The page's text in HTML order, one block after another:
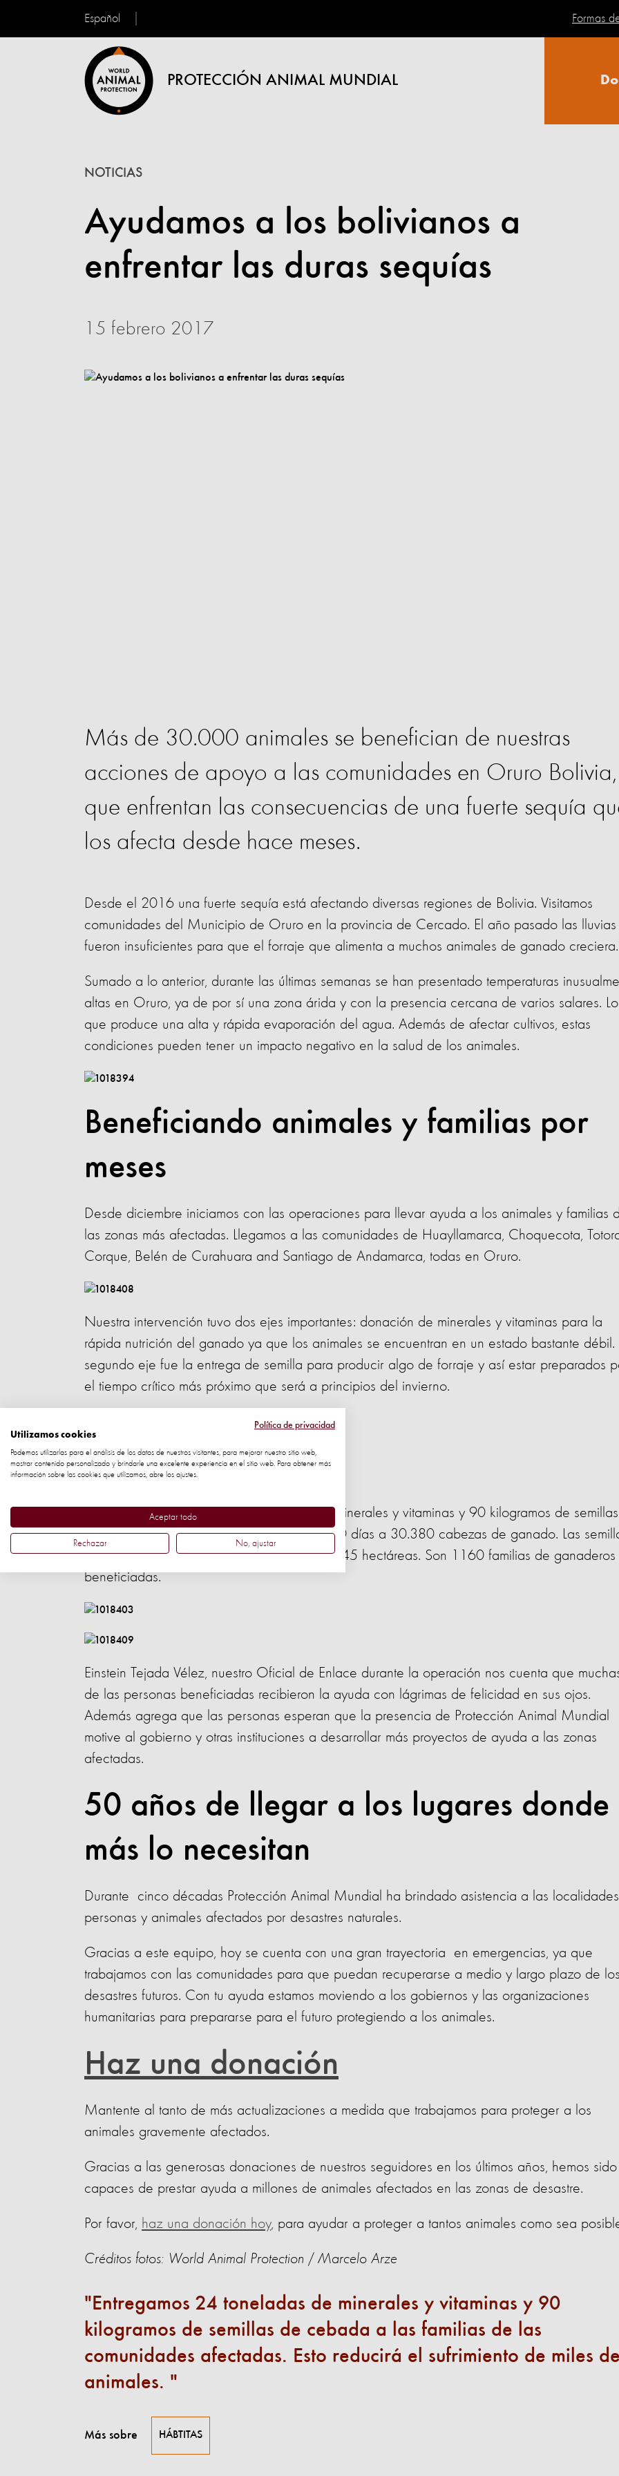
Español
PROTECCIÓN ANIMAL MUNDIAL
Formas
Ayudamos a los bolivianos a
enfrentar las duras sequías
NOTICIAS
15 febrero 2017
Más de 30.000 animales se benefician de nuestras
acciones de apoyo a las comunidades en Oruro Bolivia,
que enfrentan las consecuencias de una fuerte sequía
los afecta desde hace meses.
Desde el 2016 una fuerte sequía está afectando diversas regiones de Bolivia. Visitamos
comunidades del Municipio de Oruro en la provincia de Cercado. El año pasado las lluvias
fueron insuficientes para que el forraje que alimenta a muchos animales de ganado creciera.
Sumado a lo anterior, durante las últimas semanas se han presentado temperaturas
altas en Oruro, ya de por sí una zona árida y con la presencia cercana de varios salares. Lo
que produce una alta y rápida evaporación del agua. Además de afectar cultivos, estas
condiciones pueden tener un impacto negativo en la salud de los animales.
Beneficiando animales y familias por
meses
Desde diciembre iniciamos con las operaciones para llevar ayuda a los animales y familias
las zonas más afectadas. Llegamos a las comunidades de Huayllamarca, Choquecota,
Corque, Belén de Curahuara and Santiago de Andamarca, todas en Oruro.
Nuestra intervención tuvo dos ejes importantes: donación de minerales y vitaminas para la
rápida nutrición del ganado ya que los animales se encuentran en un estado bastante débil.
segundo eje fue la entrega de semilla para producir algo de forraje y así estar preparados
el tiempo crítico más próximo que será a principios del invierno.
En total hemos entregado 24 toneladas de minerales y vitaminas y 90 kilogramos de semillas
de cebada; lo cual permitirá alimentar por 60 días a 30.380 cabezas de ganado. Las
permitirán a los productores locales sembrar 45 hectáreas. Son 1160 familias de ganaderos
beneficiadas.
Einstein Tejada Vélez, nuestro Oficial de Enlace durante la operación nos cuenta que
de las personas beneficiadas recibieron la ayuda con lágrimas de felicidad en sus ojos.
Además agrega que las personas esperan que la presencia de Protección Animal Mundial
motive al gobierno y otras instituciones a desarrollar más proyectos de ayuda a las zonas
afectadas.
50 años de llegar a los lugares donde
más lo necesitan
Durante cinco décadas Protección Animal Mundial ha brindado asistencia a las
personas y animales afectados por desastres naturales.
Gracias a este equipo, hoy se cuenta con una gran trayectoria en emergencias, ya que
trabajamos con las comunidades para que puedan recuperarse a medio y largo plazo de
desastres futuros. Con tu ayuda estamos moviendo a los gobiernos y las organizaciones
humanitarias para prepararse para el futuro protegiendo a los animales.
Haz una donación
Mantente al tanto de más actualizaciones a medida que trabajamos para proteger a los
animales gravemente afectados.
Gracias a las generosas donaciones de nuestros seguidores en los últimos años, hemos sido
capaces de prestar ayuda a millones de animales afectados en las zonas de desastre.
Por favor, haz una donación hoy, para ayudar a proteger a tantos animales como sea
Créditos fotos: World Animal Protection / Marcelo Arze
Entregamos 24 toneladas de minerales y vitaminas y 90
kilogramos de semillas de cebada a las familias de las
comunidades afectadas. Esto reducirá el sufrimiento de miles
animales.
Más sobre HÁBTITAS
Política de privacidad
Utilizamos cookies
Podemos utilizarlas para el análisis de los datos de nuestros visitantes, para mejorar nuestro sitio web,
mostrar contenido personalizado y brindarle una excelente experiencia en el sitio web. Para obtener más
información sobre las cookies que utilizamos, abre los ajustes.
Aceptar todo
Rechazar No, ajustar